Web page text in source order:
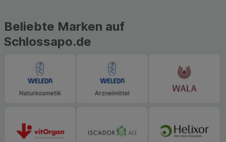
Beliebte Marken auf
Schlossapo.de